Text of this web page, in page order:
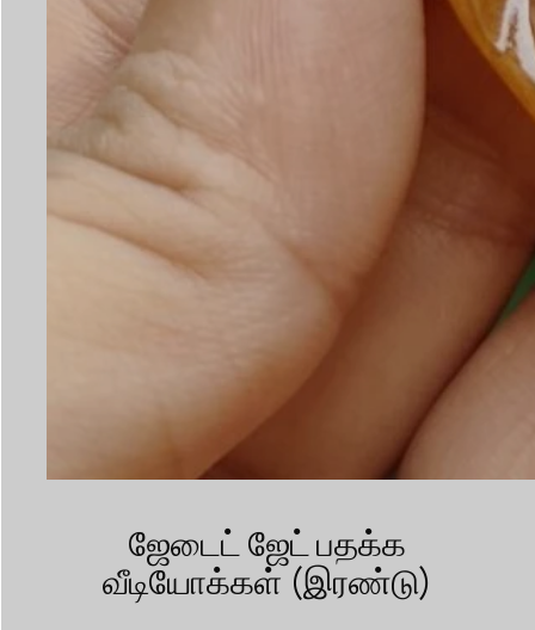
ஜேடைட் ஜேட் பதக்க
வீடியோக்கள் (இரண்டு)